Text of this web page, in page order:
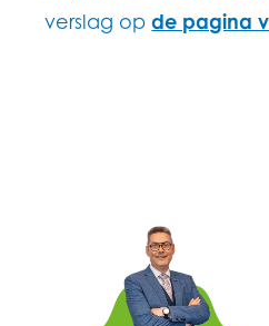
verslag opde pagina